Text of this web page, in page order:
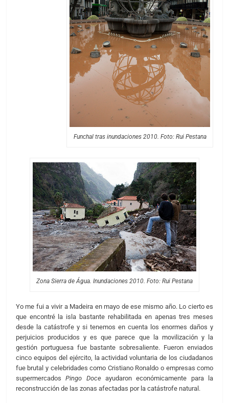
Funchal tras inundaciones 2010. Foto: Rui Pestana
Zona Sierra de Água. Inundaciones 2010. Foto: Rui Pestana
Yo me fui a vivir a Madeira en mayo de ese mismo año. Lo cierto es
que encontré la isla bastante rehabilitada en apenas tres meses
desde la catástrofe y si tenemos en cuenta los enormes daños y
perjuicios producidos y es que parece que la movilización y la
gestión portuguesa fue bastante sobresaliente. Fueron enviados
cinco equipos del ejército, la actividad voluntaria de los ciudadanos
fue brutal y celebridades como Cristiano Ronaldo o empresas como
supermercadosPingo Doceayudaron económicamente para la
reconstrucción de las zonas afectadas por la catástrofe natural.